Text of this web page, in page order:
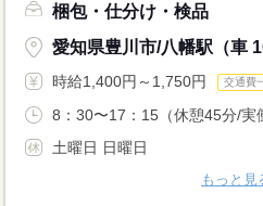
梱包・仕分け・検品
愛知県豊川市/八幡駅（車
時給1,400円～1,750円 交通費
8：30〜17：15（休憩45分/実
土曜日 日曜日
もっと見